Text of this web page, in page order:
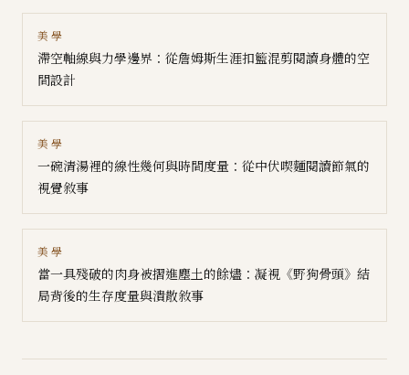
美學
滯空軸線與力學邊界：從詹姆斯生涯扣籃混剪閱讀身體的空
間設計
美學
一碗清湯裡的線性幾何與時間度量：從中伏喫麵閱讀節氣的
視覺敘事
美學
當一具殘破的肉身被摺進塵土的餘燼：凝視《野狗骨頭》結
局背後的生存度量與潰散敘事